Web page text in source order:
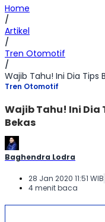
Home
/
Artikel
/
Tren Otomotif
/
Wajib Tahu! Ini Dia Tips
Tren Otomotif
Wajib Tahu! Ini Dia
Bekas
Baghendra Lodra
28 Jan 2020 11:51 WIB
4 menit baca